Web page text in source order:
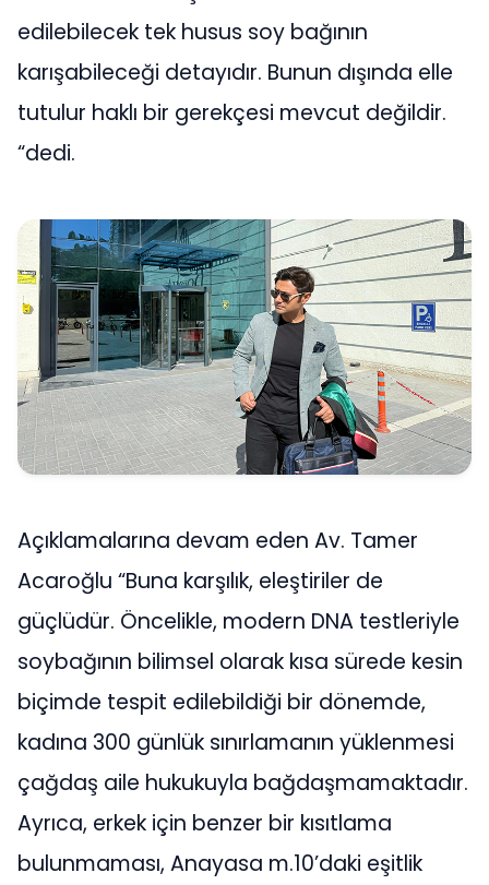
edilebilecek tek husus soy bağının
karışabileceği detayıdır. Bunun dışında elle
tutulur haklı bir gerekçesi mevcut değildir.
“dedi.
Açıklamalarına devam eden Av. Tamer
Acaroğlu “Buna karşılık, eleştiriler de
güçlüdür. Öncelikle, modern DNA testleriyle
soybağının bilimsel olarak kısa sürede kesin
biçimde tespit edilebildiği bir dönemde,
kadına 300 günlük sınırlamanın yüklenmesi
çağdaş aile hukukuyla bağdaşmamaktadır.
Ayrıca, erkek için benzer bir kısıtlama
bulunmaması, Anayasa m.10’daki eşitlik